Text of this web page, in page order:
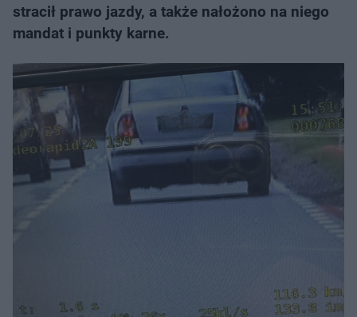
stracił prawo jazdy, a także nałożono na niego
mandat i punkty karne.